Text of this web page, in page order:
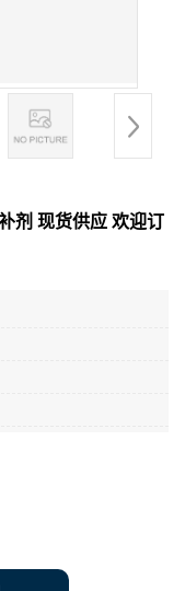
剂 现货供应 欢迎订